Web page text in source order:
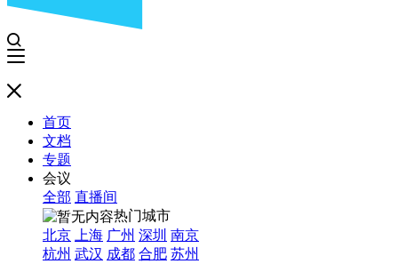
首页
文档
专题
会议
全部 直播间
热门城市
北京
上海 广州 深圳 南京
杭州 武汉 成都 合肥 苏州